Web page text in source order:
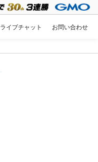
ライブチャット お問い合わせ